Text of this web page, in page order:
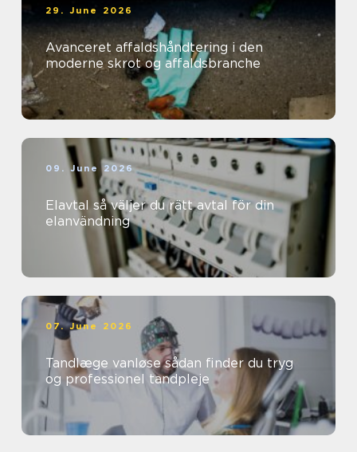
29. June 2026
Avanceret affaldshåndtering i den
moderne skrot og affaldsbranche
09. June 2026
Elavtal så väljer du rätt avtal för din
elanvändning
07. June 2026
Tandlæge vanløse sådan finder du tryg
og professionel tandpleje